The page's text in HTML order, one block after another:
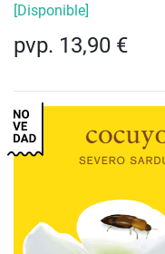
[Disponible]
pvp. 13,90 €